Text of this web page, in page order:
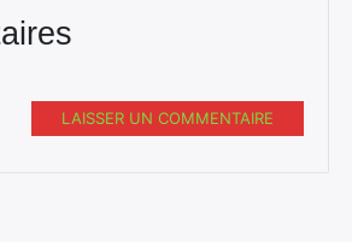
LAISSER UN COMMENTAIRE